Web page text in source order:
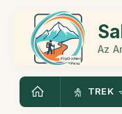
Az
TREK